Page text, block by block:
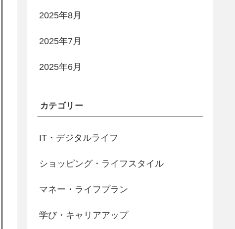
2025年8月
2025年7月
2025年6月
カテゴリー
IT・デジタルライフ
ショッピング・ライフスタイル
マネー・ライフプラン
学び・キャリアアップ